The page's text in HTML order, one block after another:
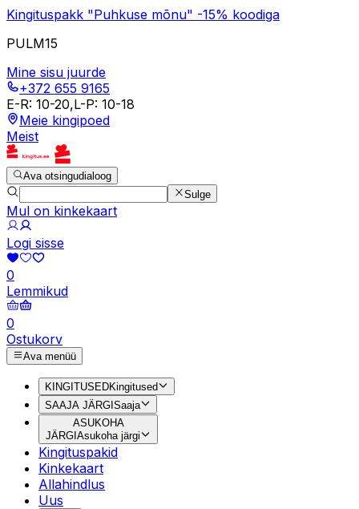
Kingituspakk "Puhkuse mõnu" -15% koodiga
PULM15
Mine sisu juurde
+372 655 9165
E-R: 10-20,L-P: 10-18
Meie kingipoed
Meist
Ava otsingudialoog
Sulge
Mul on kinkekaart
Logi sisse
0
Lemmikud
0
Ostukorv
Ava menüü
KINGITUSEDKingitused
SAAJA JÄRGISaaja
ASUKOHA
JÄRGI Asukoha järgi
Kingituspakid
Kinkekaart
Allahindlus
Uus